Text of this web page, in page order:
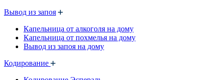
Вывод из запоя
Капельница от алкоголя на дому
Капельница от похмелья на дому
Вывод из запоя на дому
Кодирование